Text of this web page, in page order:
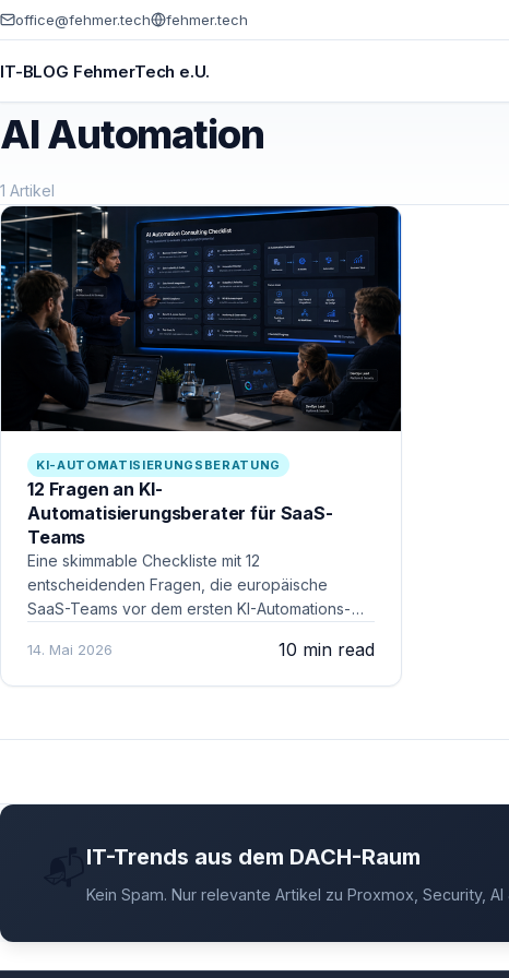
office@fehmer.tech fehmer.tech
IT-BLOG FehmerTech e.U.
AI Automation
1 Artikel
KI-AUTOMATISIERUNGSBERATUNG
12 Fragen an KI-
Automatisierungsberater für SaaS-
Teams
Eine skimmable Checkliste mit 12
entscheidenden Fragen, die europäische
SaaS-Teams vor dem ersten KI-Automations-
Stack, Sicherheit und ROI stellen sollten.
14. Mai 2026 10 min read
IT-Trends aus dem DACH-Raum
Kein Spam. Nur relevante Artikel zu Proxmox, Security, AI